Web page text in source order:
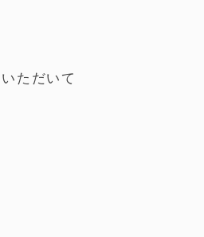
ただいて